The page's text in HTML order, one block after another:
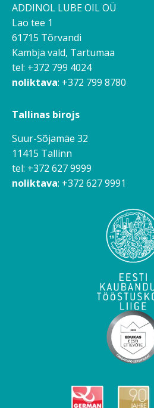
ADDINOL LUBE OIL OÜ
Lao tee 1
61715 Tõrvandi
Kambja vald, Tartumaa
tel: +372 799 4024
noliktava: +372 799 8780
Tallinas birojs
Suur-Sõjamäe 32
11415 Tallinn
tel: +372 627 9999
noliktava: +372 627 9991